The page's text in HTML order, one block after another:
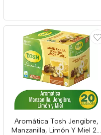
Aromática Tosh Jengibre,
Manzanilla, Limón Y Miel 20